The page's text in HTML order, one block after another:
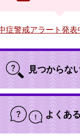
症警戒アラート発表
見つからな
よくあ